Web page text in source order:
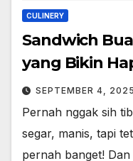
CULINERY
Sandwich
yang Bikin
SEPTEMBER 4, 2025
Pernah nggak sih
segar, manis, tapi
pernah banget!